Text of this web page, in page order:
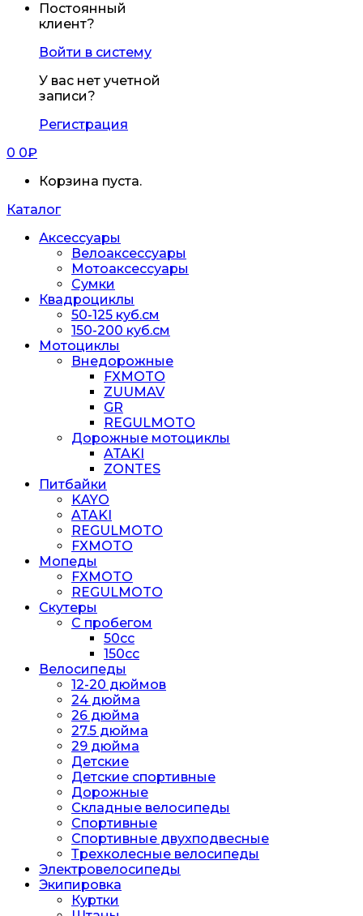
Постоянный
клиент?
Войти в систему
У вас нет учетной
записи?
Регистрация
0 0₽
Корзина пуста.
Каталог
Аксессуары
Велоаксессуары
Мотоаксессуары
Сумки
Квадроциклы
50-125 куб.см
150-200 куб.см
Мотоциклы
Внедорожные
FXMOTO
ZUUMAV
GR
REGULMOTO
Дорожные мотоциклы
ATAKI
ZONTES
Питбайки
KAYO
ATAKI
REGULMOTO
FXMOTO
Мопеды
FXMOTO
REGULMOTO
Скутеры
С пробегом
50cc
150cc
Велосипеды
12-20 дюймов
24 дюйма
26 дюйма
27.5 дюйма
29 дюйма
Детские
Детские спортивные
Дорожные
Складные велосипеды
Спортивные
Спортивные двухподвесные
Трехколесные велосипеды
Электровелосипеды
Экипировка
Куртки